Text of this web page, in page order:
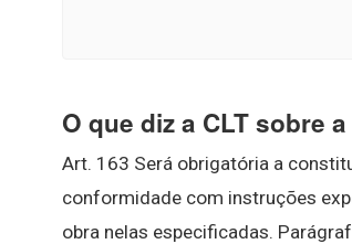
O que diz a CLT sobre a
Art. 163 Será obrigatória a
conformidade com instruções
obra nelas especificadas.